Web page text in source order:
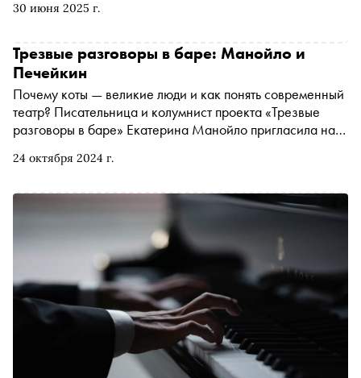
30 июня 2025 г.
В серии концертов принимают участие молодые
имени Чайковского, выпускник Московской
консерватории Константин Емельянов. В интервью
«Снобу» он рассказал о программе своего концерта в
Большом Петергофском дворце и о том, чем так важен
для исполнителей фестиваль Pianissimo
24 октября 2024 г.
Трезвые разговоры в баре: Манойло и
Печейкин
Почему коты — великие люди и как понять современный
театр? Писательница и колумнист проекта «Трезвые
разговоры в баре» Екатерина Манойло пригласила на
Печейкина. Стенограмма разговора содержит анализ